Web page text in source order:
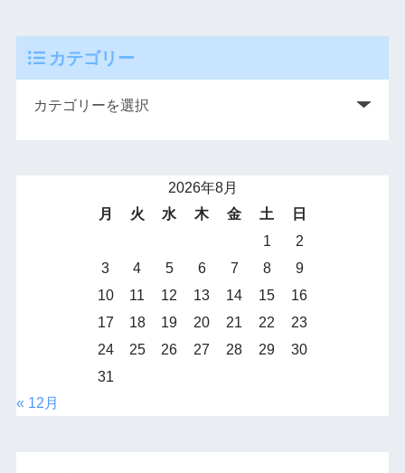
カテゴリー
2026年8月
月
火 水 木 金 土
日
1
2
3
4 5 6 7 8
9
10
11 12 13 14 15
16
17
18 19 20 21 22
23
24
25 26 27 28 29
30
31
« 12月